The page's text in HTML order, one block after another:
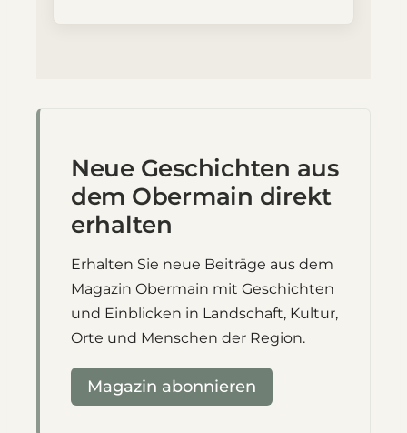
Neue Geschichten aus
dem Obermain direkt
erhalten
Erhalten Sie neue Beiträge aus dem
Magazin Obermain mit Geschichten
und Einblicken in Landschaft, Kultur,
Orte und Menschen der Region.
Magazin abonnieren